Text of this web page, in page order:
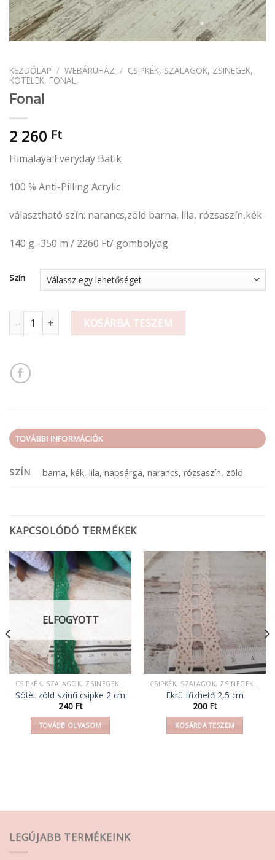
KEZDŐLAP / WEBÁRUHÁZ / CSIPKÉK, SZALAGOK, ZSINEGEK,
KÖTELEK, FONAL,
Fonal
2 260 Ft
Himalaya Everyday Batik
100 % Anti-Pilling Acrylic
választható szín: narancs,zöld barna, lila, rózsaszín,kék
140 g -350 m / 2260 Ft/ gombolyag
Szín
Fonal mennyiség KOSÁRBA TESZEM
TOVÁBBI INFORMÁCIÓK
SZÍN barna, kék, lila, napsárga, narancs, rózsaszín, zöld
KAPCSOLÓDÓ TERMÉKEK
ELFOGYOTT
CSIPKÉK, SZALAGOK, ZSINEGEK, KÖTELEK, FONAL,
Sötét zöld színű csipke 2 cm
240 Ft
TOVÁBB OLVASOM
CSIPKÉK, SZALAGOK, ZSINEGEK, KÖTELEK, FONAL,
Ekrü fűzhető 2,5 cm
200 Ft
KOSÁRBA TESZEM
LEGÚJABB TERMÉKEINK